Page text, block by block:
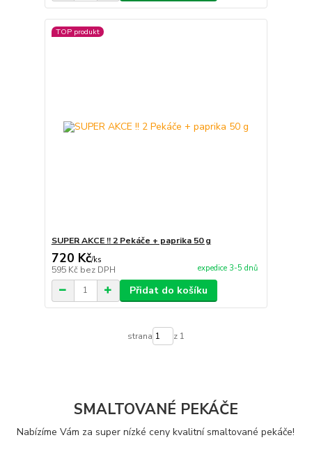
TOP produkt
SUPER AKCE !! 2 Pekáče + paprika 50 g
720 Kč/ks
595 Kč bez DPH expedice 3-5 dnů
Přidat do košíku
strana z 1
SMALTOVANÉ PEKÁČE
Nabízíme Vám za super nízké ceny kvalitní smaltované pekáče!